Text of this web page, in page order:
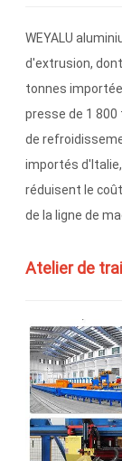
WEYALU
d'extrusion,
tonnes
presse de 1
de
importés
réduisent le
de la ligne de
Atelier de